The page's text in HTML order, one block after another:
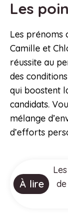
Les
Les prénoms
Camille et
réussite au
des
qui boostent
candidats.
mélange
d’efforts
À lire